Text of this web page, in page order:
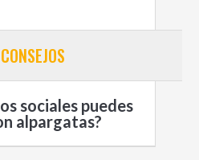
CONSEJOS
sociales puedes
alpargatas?